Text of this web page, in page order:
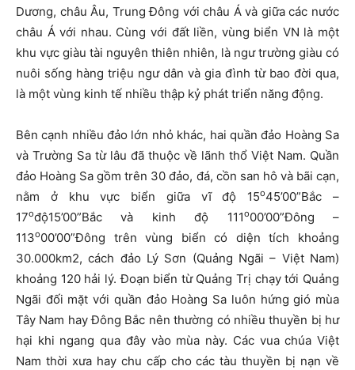
Dương, châu Âu, Trung Đông với châu Á và giữa các nước
châu Á với nhau. Cùng với đất liền, vùng biển VN là một
khu vực giàu tài nguyên thiên nhiên, là ngư trường giàu có
nuôi sống hàng triệu ngư dân và gia đình từ bao đời qua,
là một vùng kinh tế nhiều thập kỷ phát triển năng động.
Bên cạnh nhiều đảo lớn nhỏ khác, hai quần đảo Hoàng Sa
và Trường Sa từ lâu đã thuộc về lãnh thổ Việt Nam. Quần
đảo Hoàng Sa gồm trên 30 đảo, đá, cồn san hô và bãi cạn,
nằm ở khu vực biển giữa vĩ độ 15o45’00”Bắc –
17ođộ15’00”Bắc và kinh độ 111o00’00”Đông –
113o00’00”Đông trên vùng biển có diện tích khoảng
30.000km2, cách đảo Lý Sơn (Quảng Ngãi – Việt Nam)
khoảng 120 hải lý. Đoạn biển từ Quảng Trị chạy tới Quảng
Ngãi đối mặt với quần đảo Hoàng Sa luôn hứng gió mùa
Tây Nam hay Đông Bắc nên thường có nhiều thuyền bị hư
hại khi ngang qua đây vào mùa này. Các vua chúa Việt
Nam thời xưa hay chu cấp cho các tàu thuyền bị nạn về